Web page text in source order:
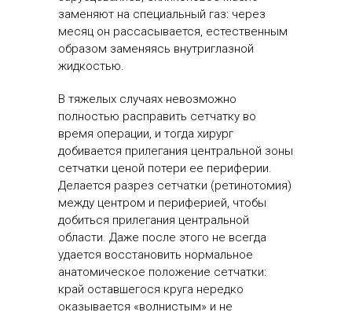
заменяют на специальный газ: через
месяц он рассасывается, естественным
образом заменяясь внутриглазной
жидкостью.
В тяжелых случаях невозможно
полностью расправить сетчатку во
время операции, и тогда хирург
добивается прилегания центральной зоны
сетчатки ценой потери ее периферии.
Делается разрез сетчатки (ретинотомия)
между центром и периферией, чтобы
добиться прилегания центральной
области. Даже после этого не всегда
удается восстановить нормальное
анатомическое положение сетчатки:
край оставшегося круга нередко
оказывается «волнистым» и не